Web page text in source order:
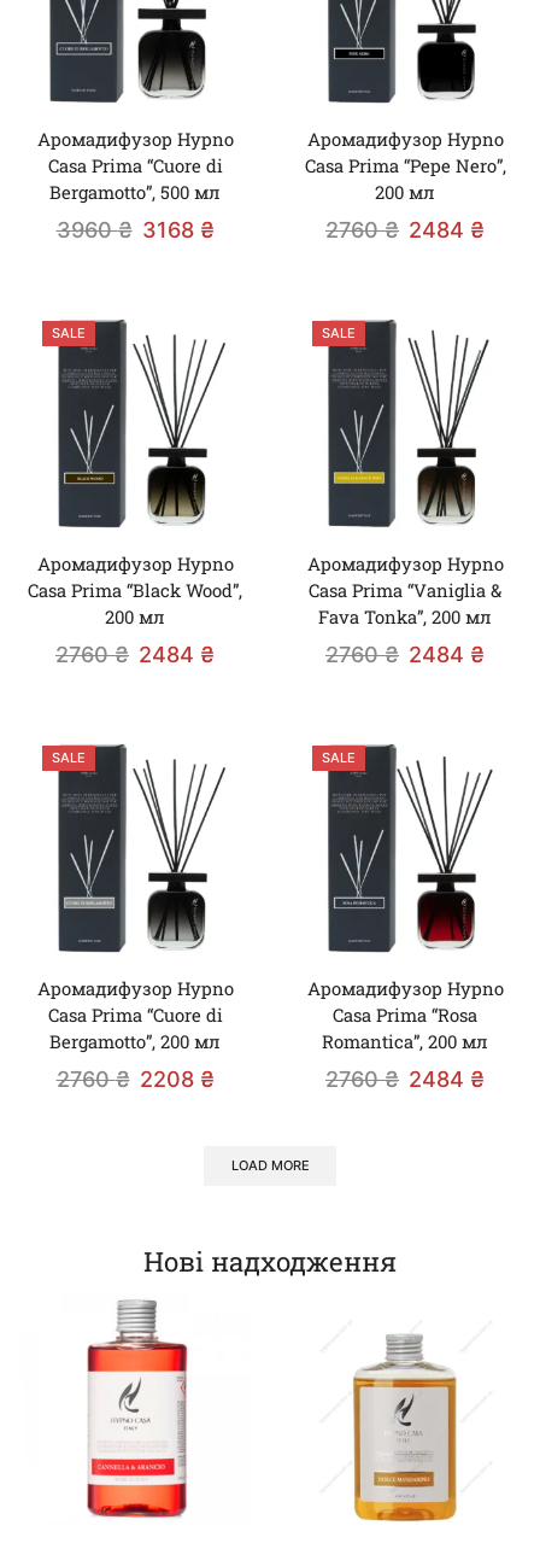
Аромадифузор Hypno
Casa Prima “Cuore di
Bergamotto”, 500 мл
3960₴ 3168 ₴
Аромадифузор Hypno
Casa Prima “Pepe Nero”,
200 мл
2760₴ 2484 ₴
SALE
Аромадифузор Hypno
Casa Prima “Black Wood”,
200 мл
2760₴ 2484 ₴
SALE
Аромадифузор Hypno
Casa Prima “Vaniglia &
Fava Tonka”, 200 мл
2760₴ 2484 ₴
SALE
Аромадифузор Hypno
Casa Prima “Cuore di
Bergamotto”, 200 мл
2760₴ 2208 ₴
SALE
Аромадифузор Hypno
Casa Prima “Rosa
Romantica”, 200 мл
2760₴ 2484 ₴
LOAD MORE
Нові надходження